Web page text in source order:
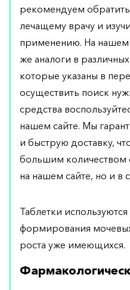
рекомендуем
лечащему врачу и
применению. На нашем
же аналоги в
которые указаны в
осуществить поиск
средства
нашем сайте. Мы
и быструю доставку,
большим количеством
на нашем сайте, но и в
Таблетки
формирования
роста уже имеющихся.